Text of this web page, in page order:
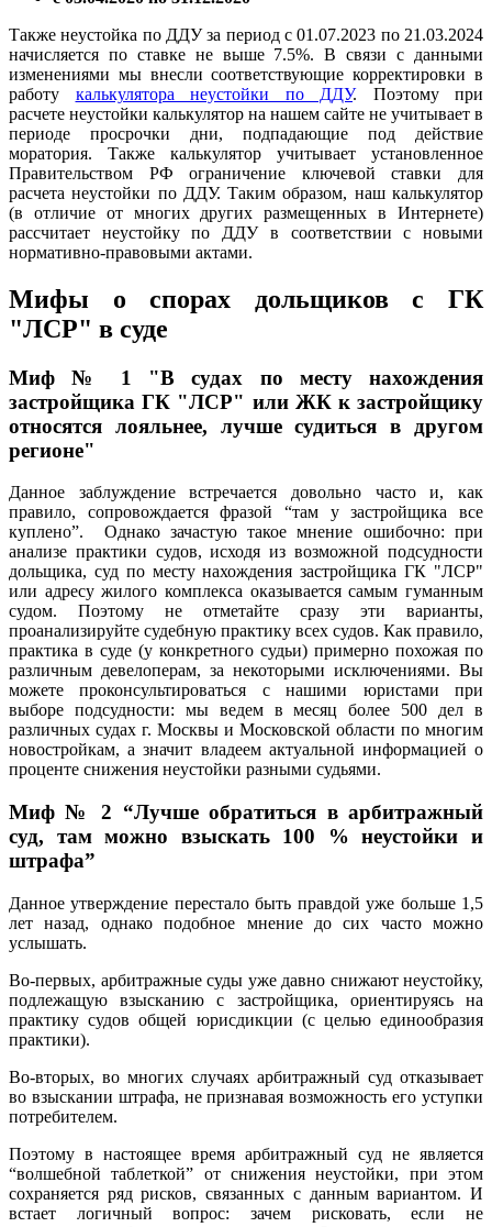
Также неустойка по ДДУ за период с 01.07.2023 по 21.03.2024
начисляется по ставке не выше 7.5%. В связи с данными
изменениями мы внесли соответствующие корректировки в
работу калькулятора неустойки по ДДУ. Поэтому при
расчете неустойки калькулятор на нашем сайте не учитывает в
периоде просрочки дни, подпадающие под действие
моратория. Также калькулятор учитывает установленное
Правительством РФ ограничение ключевой ставки для
расчета неустойки по ДДУ. Таким образом, наш калькулятор
(в отличие от многих других размещенных в Интернете)
рассчитает неустойку по ДДУ в соответствии с новыми
нормативно-правовыми актами.
Мифы о спорах дольщиков с ГК
"ЛСР" в суде
Миф № 1 "В судах по месту нахождения
застройщика ГК "ЛСР" или ЖК к застройщику
относятся лояльнее, лучше судиться в другом
регионе"
Данное заблуждение встречается довольно часто и, как
правило, сопровождается фразой “там у застройщика все
куплено”. Однако зачастую такое мнение ошибочно: при
анализе практики судов, исходя из возможной подсудности
дольщика, суд по месту нахождения застройщика ГК "ЛСР"
или адресу жилого комплекса оказывается самым гуманным
судом. Поэтому не отметайте сразу эти варианты,
проанализируйте судебную практику всех судов. Как правило,
практика в суде (у конкретного судьи) примерно похожая по
различным девелоперам, за некоторыми исключениями. Вы
можете проконсультироваться с нашими юристами при
выборе подсудности: мы ведем в месяц более 500 дел в
различных судах г. Москвы и Московской области по многим
новостройкам, а значит владеем актуальной информацией о
проценте снижения неустойки разными судьями.
Миф № 2 “Лучше обратиться в арбитражный
суд, там можно взыскать 100 % неустойки и
штрафа”
Данное утверждение перестало быть правдой уже больше 1,5
лет назад, однако подобное мнение до сих часто можно
услышать.
Во-первых, арбитражные суды уже давно снижают неустойку,
подлежащую взысканию с застройщика, ориентируясь на
практику судов общей юрисдикции (с целью единообразия
практики).
Во-вторых, во многих случаях арбитражный суд отказывает
во взыскании штрафа, не признавая возможность его уступки
потребителем.
Поэтому в настоящее время арбитражный суд не является
“волшебной таблеткой” от снижения неустойки, при этом
сохраняется ряд рисков, связанных с данным вариантом. И
встает логичный вопрос: зачем рисковать, если не